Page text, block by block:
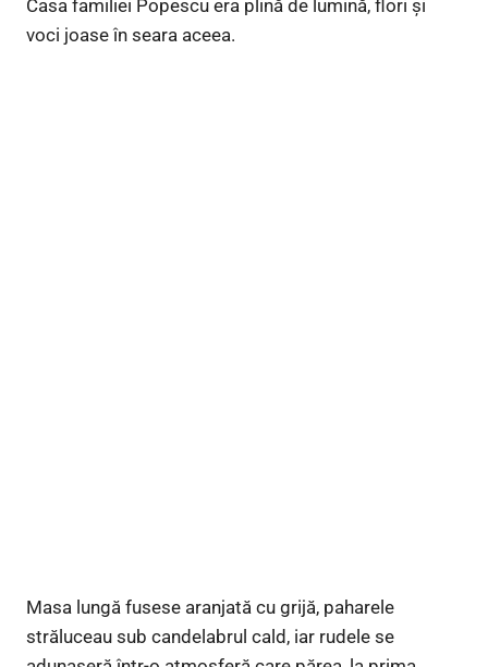
Casa familiei Popescu era plină de lumină, flori și
voci joase în seara aceea.
Masa lungă fusese aranjată cu grijă, paharele
străluceau sub candelabrul cald, iar rudele se